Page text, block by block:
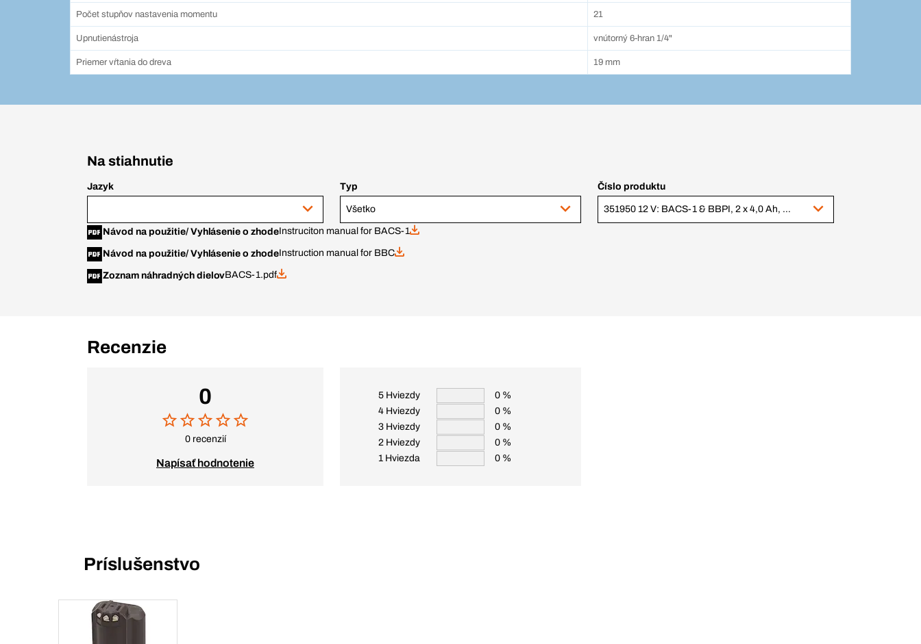
Počet stupňov nastavenia momentu 21
Upnutienástroja vnútorný 6-hran 1/4"
Priemer vŕtania do dreva 19 mm
Na stiahnutie
Jazyk Typ
Všetko
Číslo produktu
351950 12 V: BACS-1 & BBPI, 2 x 4,0 Ah, BC+ v.1 (343778 + 343783)
Návod na použitie/ Vyhlásenie o zhodeInstruciton manual for BACS-1
Návod na použitie/ Vyhlásenie o zhodeInstruction manual for BBC
Zoznam náhradných dielovBACS-1.pdf
Recenzie
0
0 recenzií
Napísať hodnotenie
5 Hviezdy
0 %
4 Hviezdy
0 %
3 Hviezdy
0 %
2 Hviezdy
0 %
1 Hviezda
0 %
Príslušenstvo